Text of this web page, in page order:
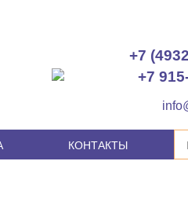
+7
+7
КОНТАКТЫ